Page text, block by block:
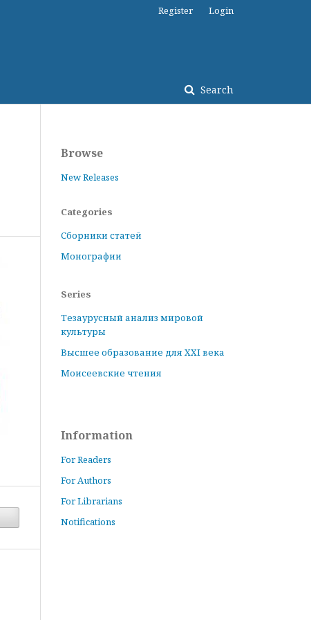
Search
Register Login
Browse
New Releases
Categories
Сборники статей
Монографии
Series
Тезаурусный анализ мировой
культуры
Высшее образование для XXI века
Моисеевские чтения
Information
For Readers
For Authors
For Librarians
Notifications